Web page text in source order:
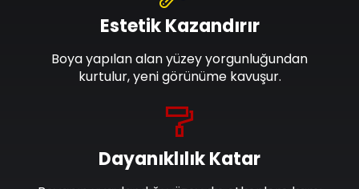
Dayanıklılık Katar
Estetik Kazandırır
Boya yapılan alan yüzey yorgunluğundan
kurtulur, yeni görünüme kavuşur.